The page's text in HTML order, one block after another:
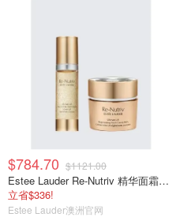
$784.70 $1121.00
Estee Lauder Re-Nutriv 精华面霜套装
立省$336!
Estee Lauder澳洲官网